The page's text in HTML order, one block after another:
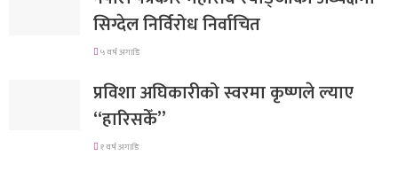
सिग्देल निर्विरोध निर्वाचित
५ वर्ष अगाडि
प्रविशा अघिकारीको स्वरमा कृष्णले ल्याए
“हारिसकेँ”
१ वर्ष अगाडि